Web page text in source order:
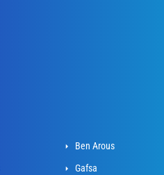
Ben Arous
Gafsa